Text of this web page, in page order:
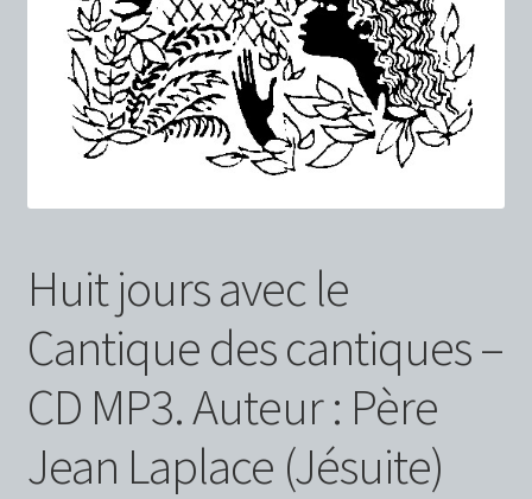
Huit jours avec le
Cantique des cantiques –
CD MP3. Auteur : Père
Jean Laplace (Jésuite)